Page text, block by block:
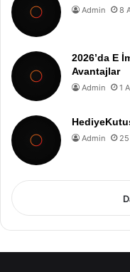
Admin 8
2026’da E
Avantajlar
Admin 1
Admin